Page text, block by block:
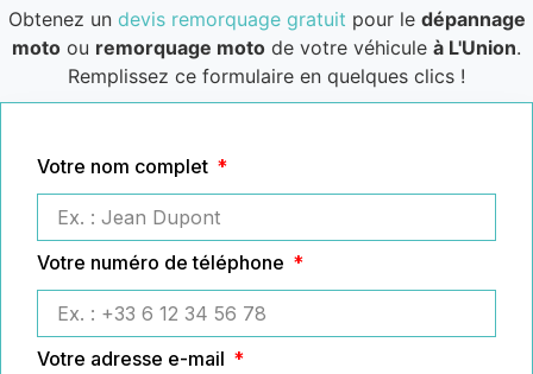
Obtenez un devis remorquage gratuit pour le dépannage
moto ou remorquage moto de votre véhicule à L'Union.
Remplissez ce formulaire en quelques clics !
Votre nom complet
Votre numéro de téléphone
Votre adresse e-mail